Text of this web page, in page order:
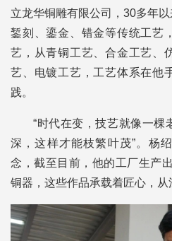
立龙华铜雕有限公司，30多年以
錾刻、鎏金、错金等传统工艺
艺，从青铜工艺、合金工艺、
艺、电镀工艺，工艺体系在他
践。
“时代在变，技艺就像一棵
深，这样才能枝繁叶茂”。杨
念，截至目前，他的工厂生产
铜器，这些作品承载着匠心，从